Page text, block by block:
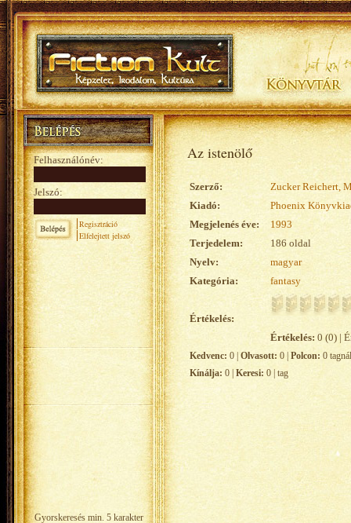
Felhasználónév:
Jelszó:
Regisztráció
Elfelejtett jelszó
Az istenölő
Szerző:
Zucker Reichert,
Kiadó:
Phoenix
Megjelenés éve:
1993
Terjedelem:
186 oldal
Nyelv:
magyar
Kategória:
fantasy
Értékelés:
Értékelés: 0 (0) |
Kedvenc: 0 | Olvasott: 0 | Polcon: 0 tagnál
Kínálja: 0 | Keresi: 0 | tag